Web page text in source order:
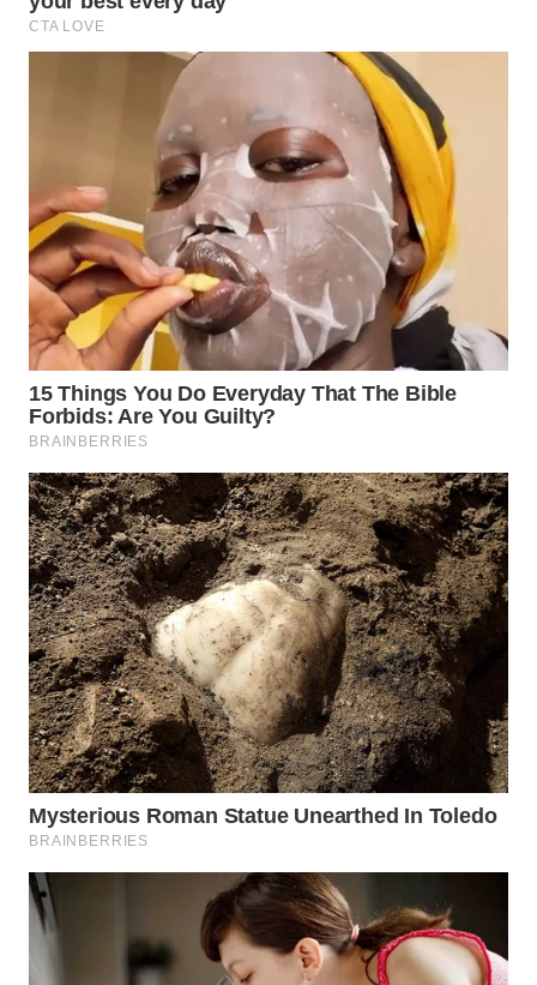
UTARA
WN
SAMOSIR
WN
PADANG
LAWAS
WN
SUMEDANG
WN
CIANJUR
WN
KEPULAUAN
SERIBU
WN
TANGERANG
WN
BINJAI